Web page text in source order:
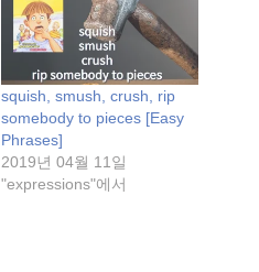
squish, smush, crush, rip
somebody to pieces [Easy
Phrases]
2019년 04월 11일
"expressions"에서